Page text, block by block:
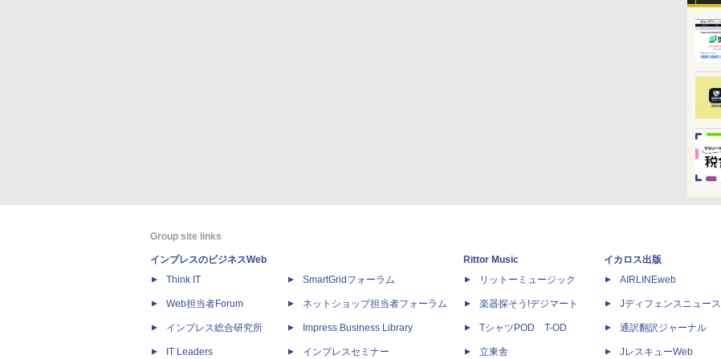
Group site links
インプレスのビジネスWeb
Think IT
Web担当者Forum
インプレス総合研究所
IT Leaders
SmartGridフォーラム
ネットショップ担当者フォーラム
Impress Business Library
インプレスセミナー
Rittor Music
リットーミュージック
楽器探そう!デジマート
TシャツPOD T-OD
立東舎
イカロス出版
AIRLINEweb
Jディフェンスニュース
通訳翻訳ジャーナル
JレスキューWeb